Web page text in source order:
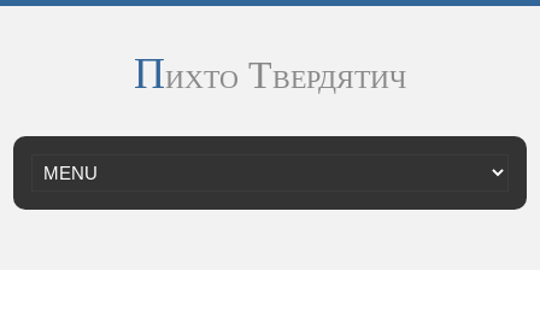
Пихто Твердятич